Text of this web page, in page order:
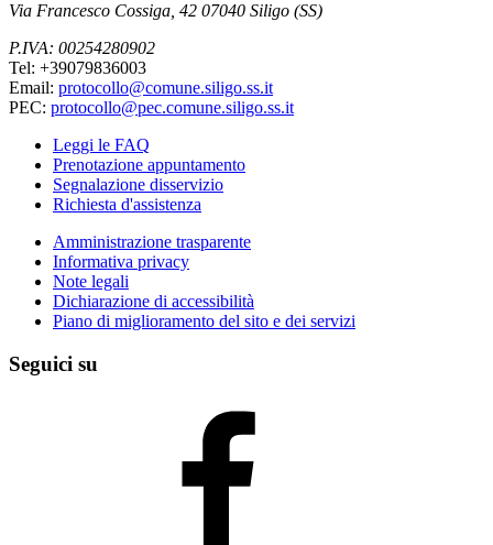
Via Francesco Cossiga, 42 07040 Siligo (SS)
P.IVA: 00254280902
Tel: +39079836003
Email: protocollo@comune.siligo.ss.it
PEC: protocollo@pec.comune.siligo.ss.it
Leggi le FAQ
Prenotazione appuntamento
Segnalazione disservizio
Richiesta d'assistenza
Amministrazione trasparente
Informativa privacy
Note legali
Dichiarazione di accessibilità
Piano di miglioramento del sito e dei servizi
Seguici su